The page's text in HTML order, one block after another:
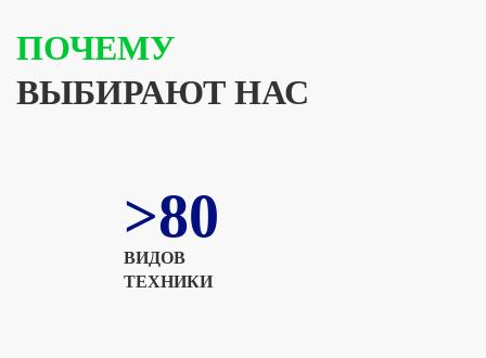
ПОЧЕМУ
ВЫБИРАЮТ НАС
>80
ВИДОВ
ТЕХНИКИ